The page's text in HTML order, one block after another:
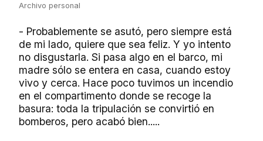
Archivo personal
- Probablemente se asutó, pero siempre está
de mi lado, quiere que sea feliz. Y yo intento
no disgustarla. Si pasa algo en el barco, mi
madre sólo se entera en casa, cuando estoy
vivo y cerca. Hace poco tuvimos un incendio
en el compartimento donde se recoge la
basura: toda la tripulación se convirtió en
bomberos, pero acabó bien.....